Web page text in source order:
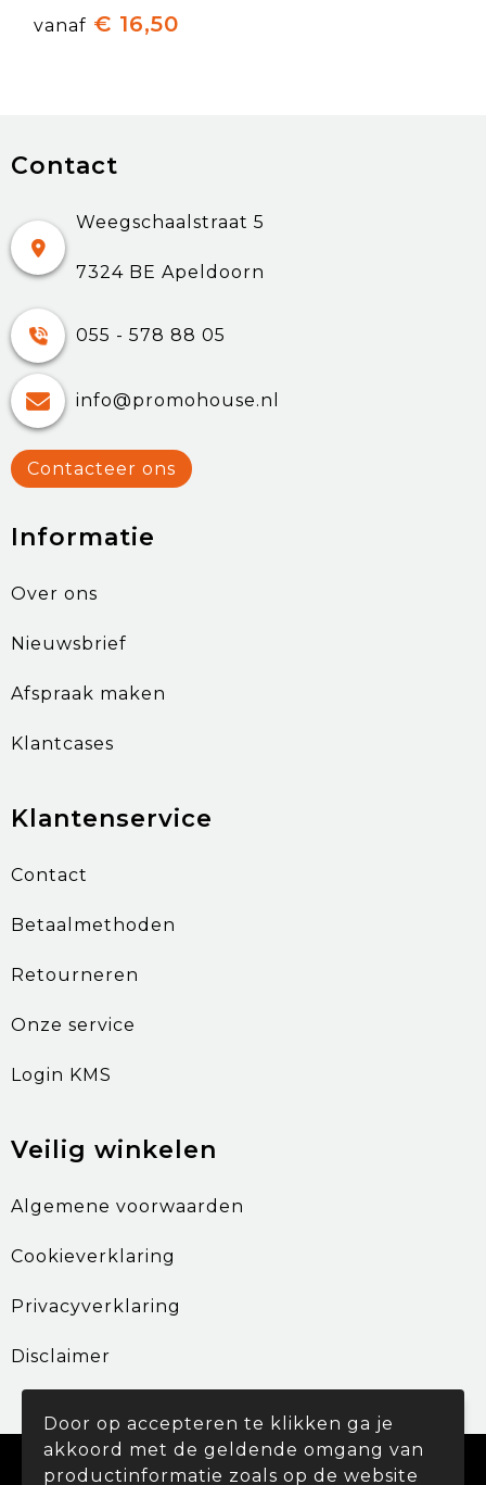
vanaf € 16,50
Contact
Weegschaalstraat 5
7324 BE Apeldoorn
055 - 578 88 05
info@promohouse.nl
Contacteer ons
Informatie
Over ons
Nieuwsbrief
Afspraak maken
Klantcases
Klantenservice
Contact
Betaalmethoden
Retourneren
Onze service
Login KMS
Veilig winkelen
Algemene voorwaarden
Cookieverklaring
Privacyverklaring
Disclaimer
© Copyright Promohouse 2024
Door op accepteren te klikken ga je
akkoord met de geldende omgang van
productinformatie zoals op de website